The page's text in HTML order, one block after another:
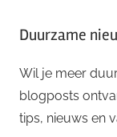
Duurzame
Wil je meer
blogposts
tips, nieuws en